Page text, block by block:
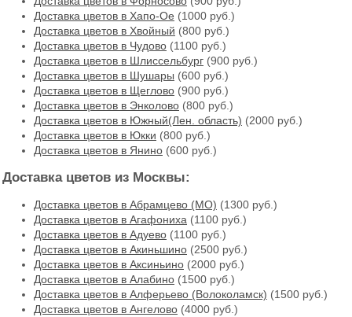
Доставка цветов в Хапо-Ое (1000 руб.)
Доставка цветов в Хвойный (800 руб.)
Доставка цветов в Чудово (1100 руб.)
Доставка цветов в Шлиссельбург (900 руб.)
Доставка цветов в Шушары (600 руб.)
Доставка цветов в Щеглово (900 руб.)
Доставка цветов в Энколово (800 руб.)
Доставка цветов в Южный(Лен. область) (2000 руб.)
Доставка цветов в Юкки (800 руб.)
Доставка цветов в Янино (600 руб.)
Доставка цветов из Москвы:
Доставка цветов в Абрамцево (МО) (1300 руб.)
Доставка цветов в Агафониха (1100 руб.)
Доставка цветов в Адуево (1100 руб.)
Доставка цветов в Акиньшино (2500 руб.)
Доставка цветов в Аксиньино (2000 руб.)
Доставка цветов в Алабино (1500 руб.)
Доставка цветов в Алферьево (Волоколамск) (1500 руб.)
Доставка цветов в Ангелово (4000 руб.)